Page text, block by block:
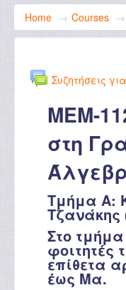
Home → Courses →
Συζητήσεις
MEM-
στη
Τμήμα Α:
Τζανάκης
Στο
φοιτητές
επίθετα
έως Μα.